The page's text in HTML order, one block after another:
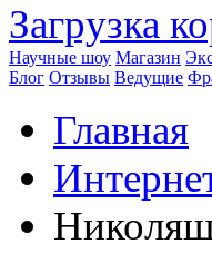
Загрузка
Научные шоу Магазин
Блог Отзывы Ведущие
Главная